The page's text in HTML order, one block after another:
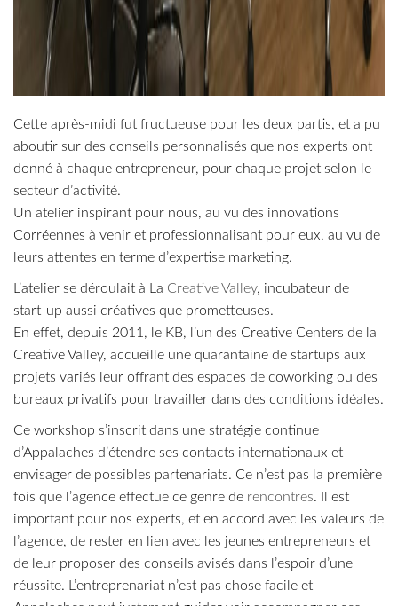
Cette après-midi fut fructueuse pour les deux partis, et a pu
aboutir sur des conseils personnalisés que nos experts ont
donné à chaque entrepreneur, pour chaque projet selon le
secteur d’activité.
Un atelier inspirant pour nous, au vu des innovations
Corréennes à venir et professionnalisant pour eux, au vu de
leurs attentes en terme d’expertise marketing.
L’atelier se déroulait à La Creative Valley, incubateur de
start-up aussi créatives que prometteuses.
En effet, depuis 2011, le KB, l’un des Creative Centers de la
Creative Valley, accueille une quarantaine de startups aux
projets variés leur offrant des espaces de coworking ou des
bureaux privatifs pour travailler dans des conditions idéales.
Ce workshop s’inscrit dans une stratégie continue
d’Appalaches d’étendre ses contacts internationaux et
envisager de possibles partenariats. Ce n’est pas la première
fois que l’agence effectue ce genre de rencontres. Il est
important pour nos experts, et en accord avec les valeurs de
l’agence, de rester en lien avec les jeunes entrepreneurs et
de leur proposer des conseils avisés dans l’espoir d’une
réussite. L’entreprenariat n’est pas chose facile et